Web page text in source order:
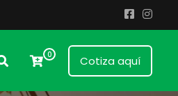
0 Cotiza aquí